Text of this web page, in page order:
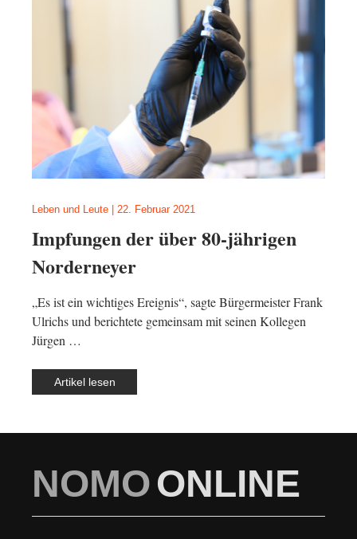
Leben und Leute 22. Februar 2021
Impfungen der über 80-jährigen
Norderneyer
„Es ist ein wichtiges Ereignis“, sagte Bürgermeister Frank
Ulrichs und berichtete gemeinsam mit seinen Kollegen
Jürgen …
Artikel lesen
NOMOONLINE